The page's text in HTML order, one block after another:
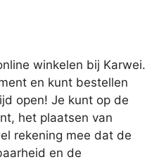
winkelen bij Karwei.
en kunt bestellen
open! Je kunt op de
het plaatsen van
rekening mee dat de
en de